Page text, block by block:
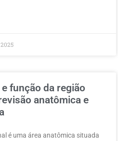
função da região
anatômica e
é uma área anatômica situada